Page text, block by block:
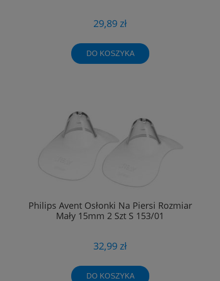
29,89 zł
DO KOSZYKA
Philips Avent Osłonki Na Piersi Rozmiar
Mały 15mm 2 Szt S 153/01
32,99 zł
DO KOSZYKA